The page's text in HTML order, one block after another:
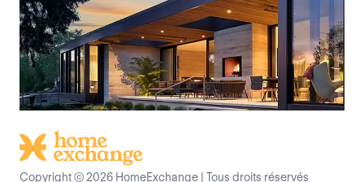
Copyright © 2026 HomeExchange Tous droits réservés